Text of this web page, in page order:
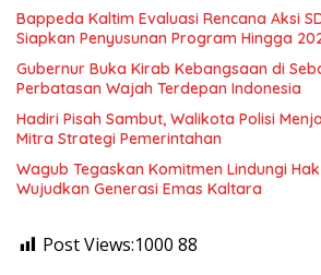
Bappeda Kaltim Evaluasi Rencana Aksi
Siapkan Penyusunan Program Hingga
Gubernur Buka Kirab Kebangsaan di
Perbatasan Wajah Terdepan Indonesia
Hadiri Pisah Sambut, Walikota Polisi
Mitra Strategi Pemerintahan
Wagub Tegaskan Komitmen Lindungi
Wujudkan Generasi Emas Kaltara
Post Views:1000 88